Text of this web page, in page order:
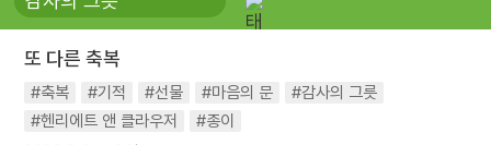
#희망
#나눔 #친구 #링컨학교
#독서
#건강
또 다른 축복
#축복 #기적 #선물 #마음의 문
#감사의 그릇
#헨리에트 앤 클라우저
#종이